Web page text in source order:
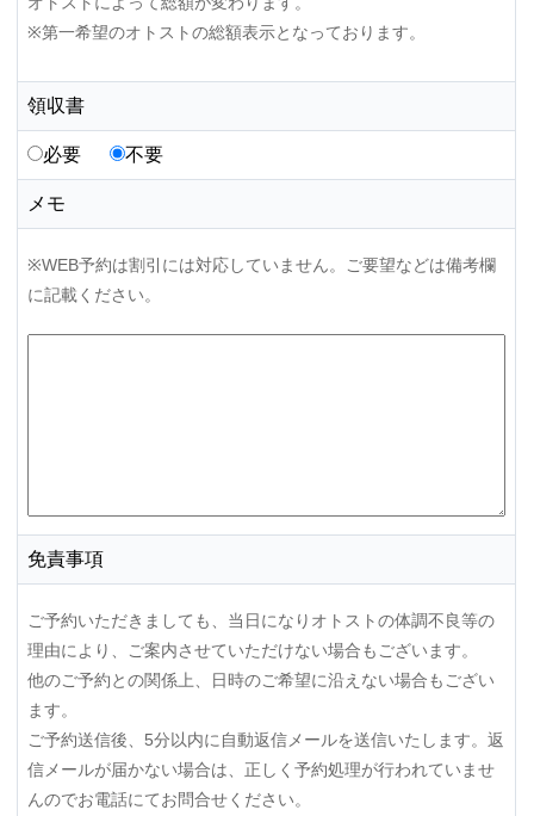
※第一希望のオトストの総額表示となっております。
領収書
必要 不要
メモ
※WEB予約は割引には対応していません。ご要望などは備考欄
に記載ください。
免責事項
ご予約いただきましても、当日になりオトストの体調不良等の
理由により、ご案内させていただけない場合もございます。
他のご予約との関係上、日時のご希望に沿えない場合もござい
ます。
ご予約送信後、5分以内に自動返信メールを送信いたします。返
信メールが届かない場合は、正しく予約処理が行われていませ
んのでお電話にてお問合せください。